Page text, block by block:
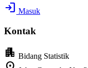
login Masuk
Kontak
apartment Bidang Statistik